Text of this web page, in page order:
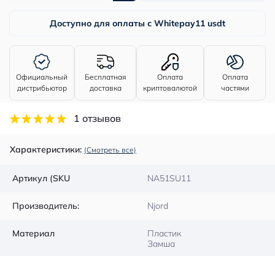
Доступно для оплаты с Whitepay11 usdt
Официальный
дистрибьютор
Бесплатная
доставка
Оплата
криптовалютой
Оплата
частями
1 отзывов
Характеристики: (Смотреть все)
Артикул (SKU NA51SU11
Производитель: Njord
Материал
Пластик
Замша